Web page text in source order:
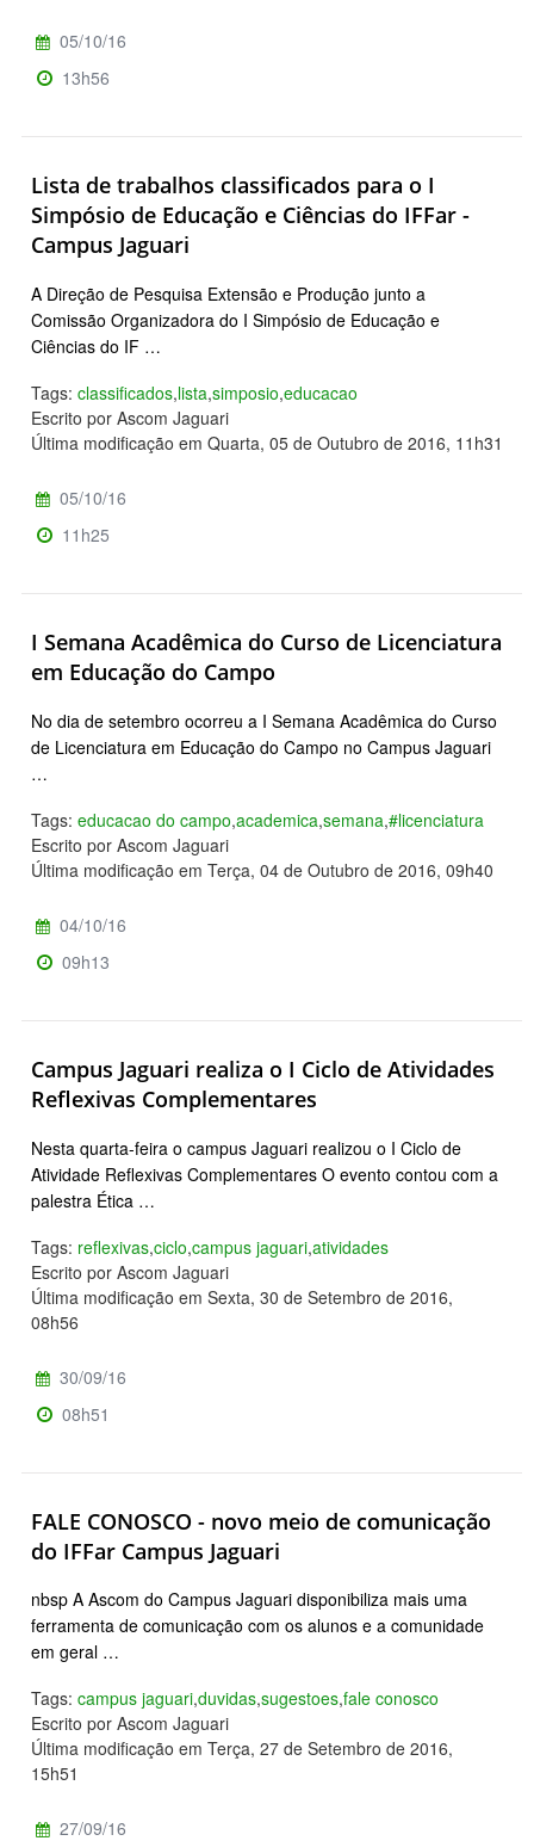
05/10/16
13h56
Lista de trabalhos classificados para o I
Simpósio de Educação e Ciências do IFFar -
Campus Jaguari
A Direção de Pesquisa Extensão e Produção junto a
Comissão Organizadora do I Simpósio de Educação e
Ciências do IF …
Tags: classificados,lista,simposio,educacao
Escrito por Ascom Jaguari
Última modificação em Quarta, 05 de Outubro de 2016, 11h31
05/10/16
11h25
I Semana Acadêmica do Curso de Licenciatura
em Educação do Campo
No dia de setembro ocorreu a I Semana Acadêmica do Curso
de Licenciatura em Educação do Campo no Campus Jaguari
…
Tags: educacao do campo,academica,semana,#licenciatura
Escrito por Ascom Jaguari
Última modificação em Terça, 04 de Outubro de 2016, 09h40
04/10/16
09h13
Campus Jaguari realiza o I Ciclo de Atividades
Reflexivas Complementares
Nesta quarta-feira o campus Jaguari realizou o I Ciclo de
Atividade Reflexivas Complementares O evento contou com a
palestra Ética …
Tags: reflexivas,ciclo,campus jaguari,atividades
Escrito por Ascom Jaguari
Última modificação em Sexta, 30 de Setembro de 2016,
08h56
30/09/16
08h51
FALE CONOSCO - novo meio de comunicação
do IFFar Campus Jaguari
nbsp A Ascom do Campus Jaguari disponibiliza mais uma
ferramenta de comunicação com os alunos e a comunidade
em geral …
Tags: campus jaguari,duvidas,sugestoes,fale conosco
Escrito por Ascom Jaguari
Última modificação em Terça, 27 de Setembro de 2016,
15h51
27/09/16